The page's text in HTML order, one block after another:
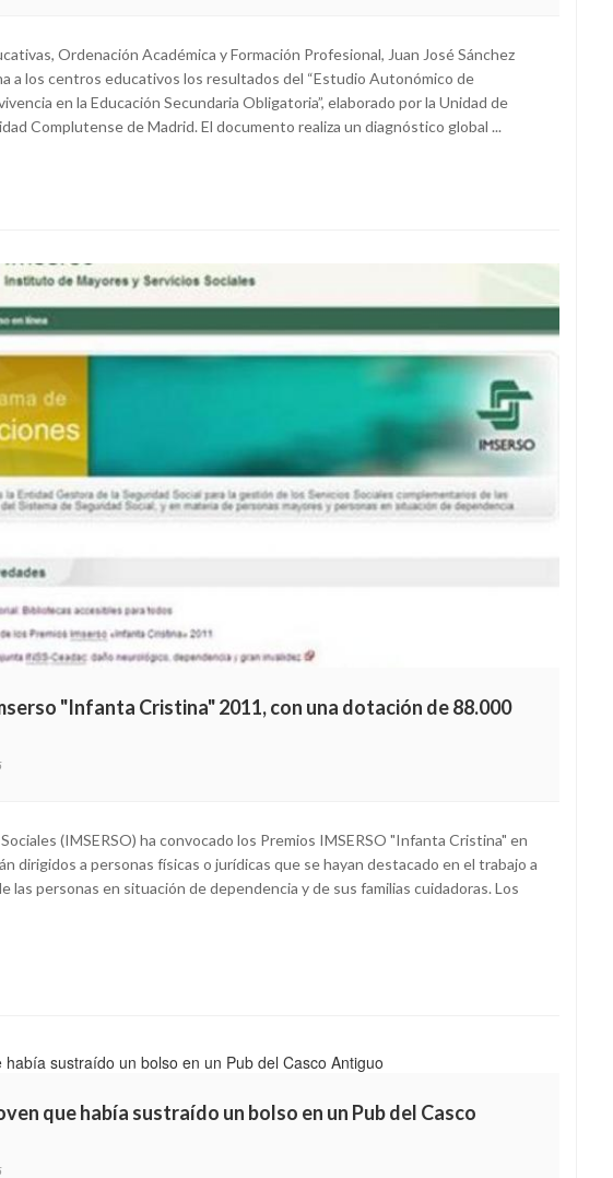
Ordenación Académica y Formación Profesional, Juan José Sánchez
a los centros educativos los resultados del “Estudio Autonómico de
en la Educación Secundaria Obligatoria”, elaborado por la Unidad de
Complutense de Madrid. El documento realiza un diagnóstico global ...
"Infanta Cristina" 2011, con una dotación de 88.000
(IMSERSO) ha convocado los Premios IMSERSO "Infanta Cristina" en
dirigidos a personas físicas o jurídicas que se hayan destacado en el trabajo a
las personas en situación de dependencia y de sus familias cuidadoras. Los
que había sustraído un bolso en un Pub del Casco